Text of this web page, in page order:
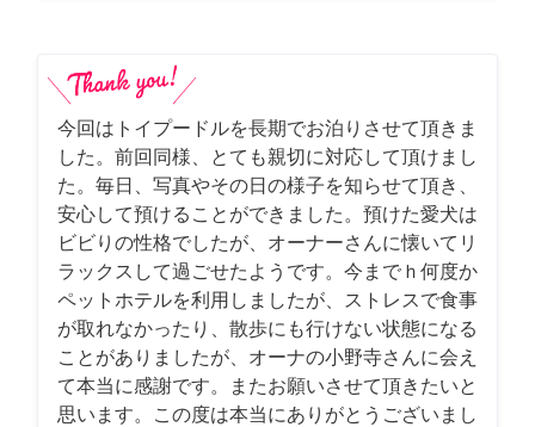
今回はトイプードルを長期でお泊りさせて頂きま
した。前回同様、とても親切に対応して頂けまし
た。毎日、写真やその日の様子を知らせて頂き、
安心して預けることができました。預けた愛犬は
ビビりの性格でしたが、オーナーさんに懐いてリ
ラックスして過ごせたようです。今までｈ何度か
ペットホテルを利用しましたが、ストレスで食事
が取れなかったり、散歩にも行けない状態になる
ことがありましたが、オーナの小野寺さんに会え
て本当に感謝です。またお願いさせて頂きたいと
思います。この度は本当にありがとうございまし